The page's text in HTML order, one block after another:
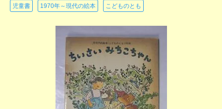
児童書 1970年～現代の絵本 こどものとも